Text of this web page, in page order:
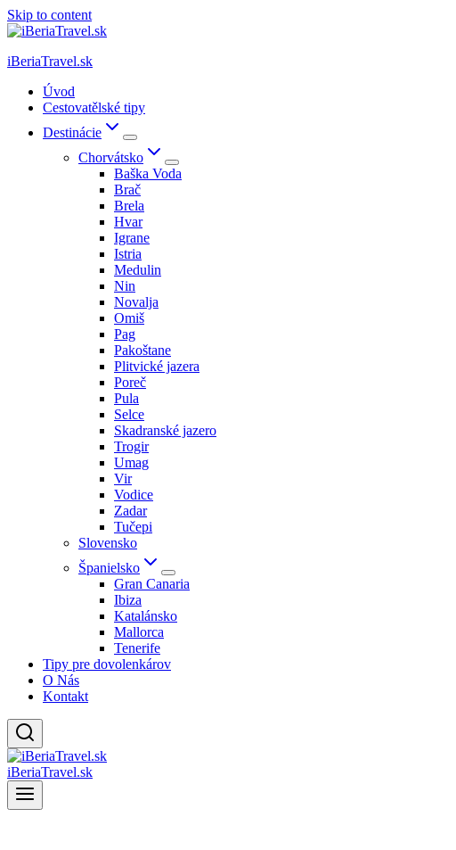
Skip to content
iBeriaTravel.sk
Úvod
Cestovatělské tipy
Destinácie
Chorvátsko
Baška Voda
Brač
Brela
Hvar
Igrane
Istria
Medulin
Nin
Novalja
Omiš
Pag
Pakoštane
Plitvické jazera
Poreč
Pula
Selce
Skadranské jazero
Trogir
Umag
Vir
Vodice
Zadar
Tučepi
Slovensko
Španielsko
Gran Canaria
Ibiza
Katalánsko
Mallorca
Tenerife
Tipy pre dovolenkárov
O Nás
Kontakt
iBeriaTravel.sk